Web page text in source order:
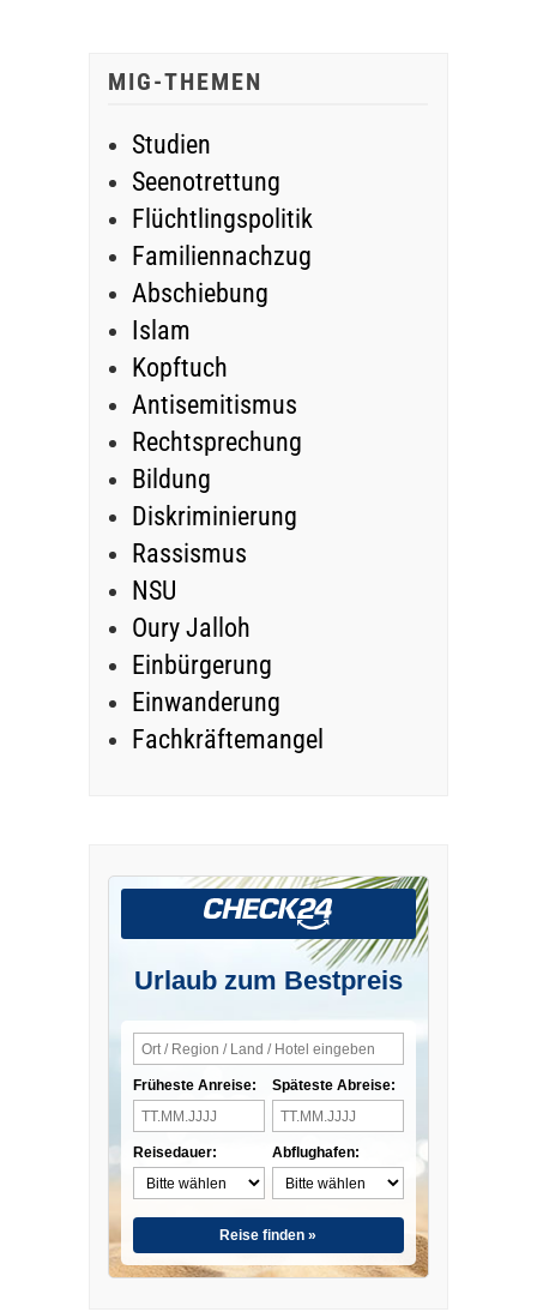
MIG-THEMEN
Studien
Seenotrettung
Flüchtlingspolitik
Familiennachzug
Abschiebung
Islam
Kopftuch
Antisemitismus
Rechtsprechung
Bildung
Diskriminierung
Rassismus
NSU
Oury Jalloh
Einbürgerung
Einwanderung
Fachkräftemangel
Urlaub zum Bestpreis
Früheste Anreise:
Reisedauer:
Späteste Abreise:
Abflughafen:
Reise finden »